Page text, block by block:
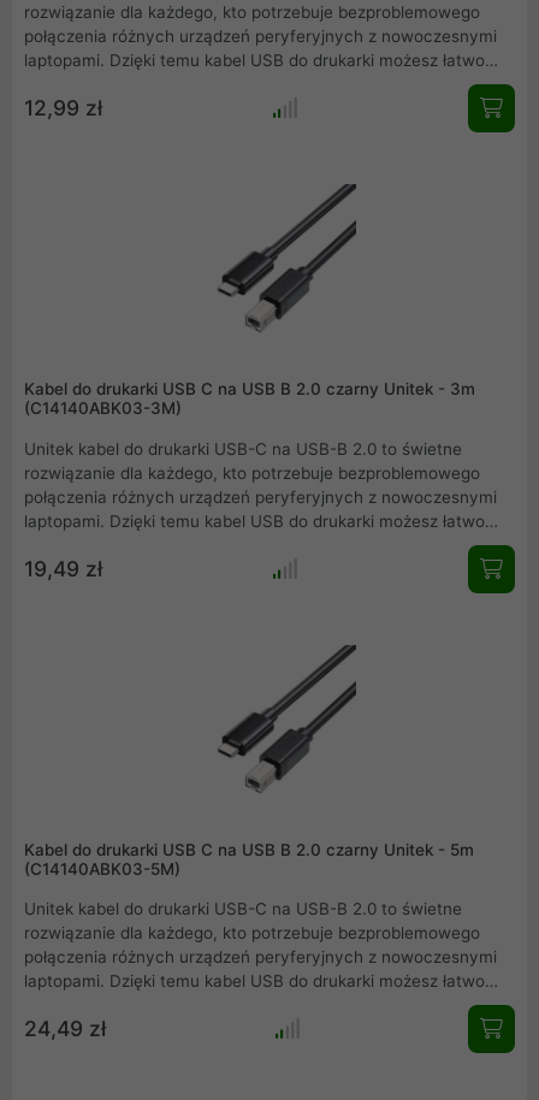
rozwiązanie dla każdego, kto potrzebuje bezproblemowego
połączenia różnych urządzeń peryferyjnych z nowoczesnymi
laptopami. Dzięki temu kabel USB do drukarki możesz łatwo
podłączyć drukarki, skanery, faks czy urządzenia audio do
komputerów wyposażonych w port USB-C. Z pomocą tego
rozgałęźnika USB nie musisz się już martwić o problemy z
12,99 zł
Kabel do drukarki USB C na USB B 2.0 czarny Unitek - 3m
(C14140ABK03-3M)
Unitek kabel do drukarki USB-C na USB-B 2.0 to świetne
rozwiązanie dla każdego, kto potrzebuje bezproblemowego
połączenia różnych urządzeń peryferyjnych z nowoczesnymi
laptopami. Dzięki temu kabel USB do drukarki możesz łatwo
podłączyć drukarki, skanery, faks czy urządzenia audio do
komputerów wyposażonych w port USB-C. Z pomocą tego
rozgałęźnika USB nie musisz się już martwić o problemy z
19,49 zł
Kabel do drukarki USB C na USB B 2.0 czarny Unitek - 5m
(C14140ABK03-5M)
Unitek kabel do drukarki USB-C na USB-B 2.0 to świetne
rozwiązanie dla każdego, kto potrzebuje bezproblemowego
połączenia różnych urządzeń peryferyjnych z nowoczesnymi
laptopami. Dzięki temu kabel USB do drukarki możesz łatwo
podłączyć drukarki, skanery, faks czy urządzenia audio do
komputerów wyposażonych w port USB-C. Z pomocą tego
rozgałęźnika USB nie musisz się już martwić o problemy z
24,49 zł